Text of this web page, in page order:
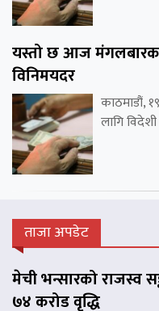
यस्तो छ आज मंगलबारका
विनिमयदर
काठमाडौं,
लागि
ताजा अपडेट
मेची भन्सारको राजस्व
७४ करोड वृद्धि